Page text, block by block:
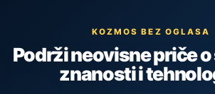
KOZMOS BEZ OGLASA
Podrži neovisne priče
znanosti i